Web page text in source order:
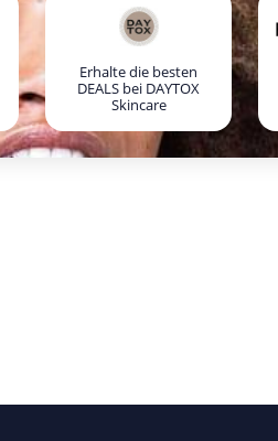
Erhalte die besten
DEALS bei DAYTOX
Skincare